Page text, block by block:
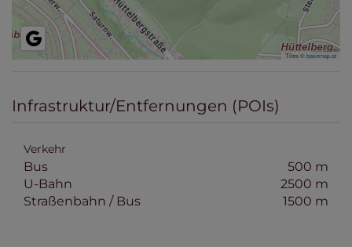
Tiles ©basemap.at
Infrastruktur/Entfernungen (POIs)
Verkehr
Bus
500 m
U-Bahn
2500 m
Straßenbahn / Bus
1500 m